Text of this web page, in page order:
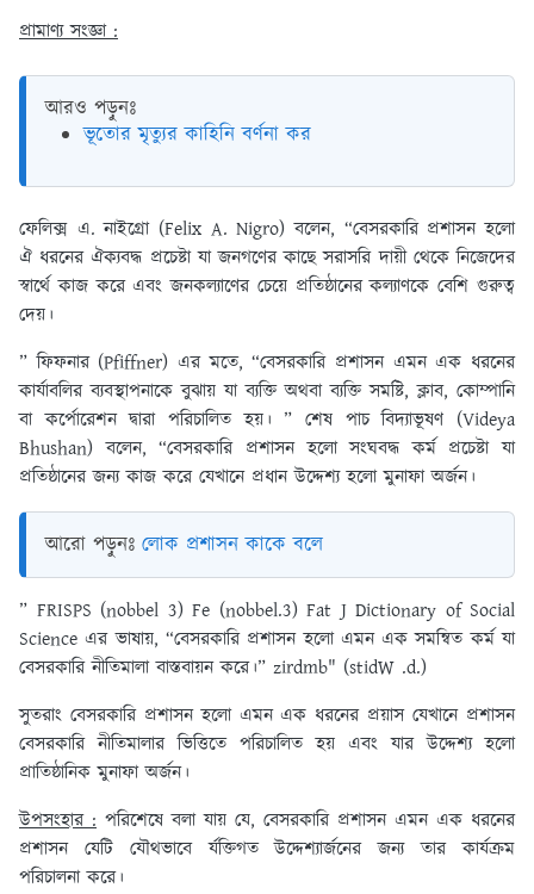
প্রামাণ্য সংজ্ঞা :
আরও পড়ুনঃ
ভূতোর মৃত্যুর কাহিনি বর্ণনা কর
ফেলিক্স এ. নাইগ্রো (Felix A. Nigro) বলেন, “বেসরকারি প্রশাসন হলো
ঐ ধরনের ঐক্যবদ্ধ প্রচেষ্টা যা জনগণের কাছে সরাসরি দায়ী থেকে নিজেদের
স্বার্থে কাজ করে এবং জনকল্যাণের চেয়ে প্রতিষ্ঠানের কল্যাণকে বেশি গুরুত্ব
দেয়।
” ফিফনার (Pfiffner) এর মতে, “বেসরকারি প্রশাসন এমন এক ধরনের
কার্যাবলির ব্যবস্থাপনাকে বুঝায় যা ব্যক্তি অথবা ব্যক্তি সমষ্টি, ক্লাব, কোম্পানি
বা কর্পোরেশন দ্বারা পরিচালিত হয়। ” শেষ পাচ বিদ্যাভূষণ (Videya
Bhushan) বলেন, “বেসরকারি প্রশাসন হলো সংঘবদ্ধ কর্ম প্রচেষ্টা যা
প্রতিষ্ঠানের জন্য কাজ করে যেখানে প্রধান উদ্দেশ্য হলো মুনাফা অর্জন।
আরো পড়ুনঃ লোক প্রশাসন কাকে বলে
” FRISPS (nobbel 3) Fe (nobbel.3) Fat J Dictionary of Social
Science এর ভাষায়, “বেসরকারি প্রশাসন হলো এমন এক সমন্বিত কর্ম যা
বেসরকারি নীতিমালা বাস্তবায়ন করে।” zirdmb" (stidW .d.)
সুতরাং বেসরকারি প্রশাসন হলো এমন এক ধরনের প্রয়াস যেখানে প্রশাসন
বেসরকারি নীতিমালার ভিত্তিতে পরিচালিত হয় এবং যার উদ্দেশ্য হলো
প্রাতিষ্ঠানিক মুনাফা অর্জন।
উপসংহার : পরিশেষে বলা যায় যে, বেসরকারি প্রশাসন এমন এক ধরনের
প্রশাসন যেটি যৌথভাবে র্যক্তিগত উদ্দেশ্যার্জনের জন্য তার কার্যক্রম
পরিচালনা করে।